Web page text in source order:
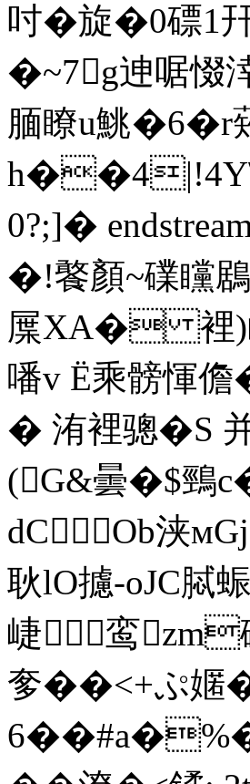
吋�旋�0磦1
�~7g迧啹
腼 瞭u鮡�6�
0?;]�
�!饏顏~礏矘
屟XA� 裡)岷
噃v Ё乘髈惲
� 洧裡骢
(G&曇�$
dC Ob浃
耿lO攄‐oJC脦
崨鸾zm
奓��<+ぷ嫟�
6��